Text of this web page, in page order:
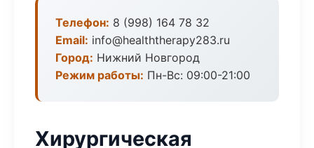
Телефон: 8 (998) 164 78 32
Email: info@healththerapy283.ru
Город: Нижний Новгород
Режим работы: Пн-Вс: 09:00-21:00
Хирургическая